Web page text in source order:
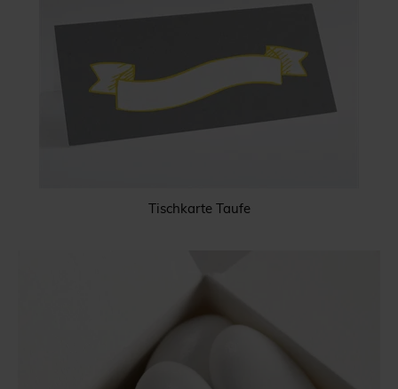
Tischkarte Taufe